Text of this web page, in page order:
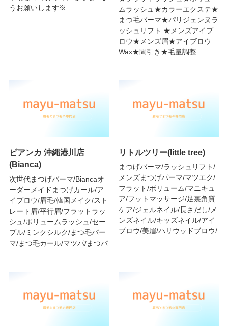
うお願いします※
ムラッシュ★カラーエクステ★
まつ毛パーマ★パリジェンヌラ
ッシュリフト ★メンズアイブ
ロウ★メンズ眉★アイブロウ
Wax★間引き★毛量調整
ビアンカ 沖縄港川店
(Bianca)
次世代まつげパーマ/Biancaオ
ーダーメイドまつげカール/ア
イブロウ/眉毛/韓国メイク/スト
レート眉/平行眉/フラットラッ
シュ/ボリュームラッシュ/セー
ブル/ミンクシルク/まつ毛パー
マ/まつ毛カール/マツパ/まつパ
リトルツリー(little tree)
まつげパーマ/ラッシュリフト/
メンズまつげパーマ/マツエク/
フラット/ボリューム/マニキュ
ア/フットマッサージ/足裏角質
ケア/ジェルネイル/長さだし/メ
ンズネイル/キッズネイル/アイ
ブロウ/美眉/ハリウッドブロウ/